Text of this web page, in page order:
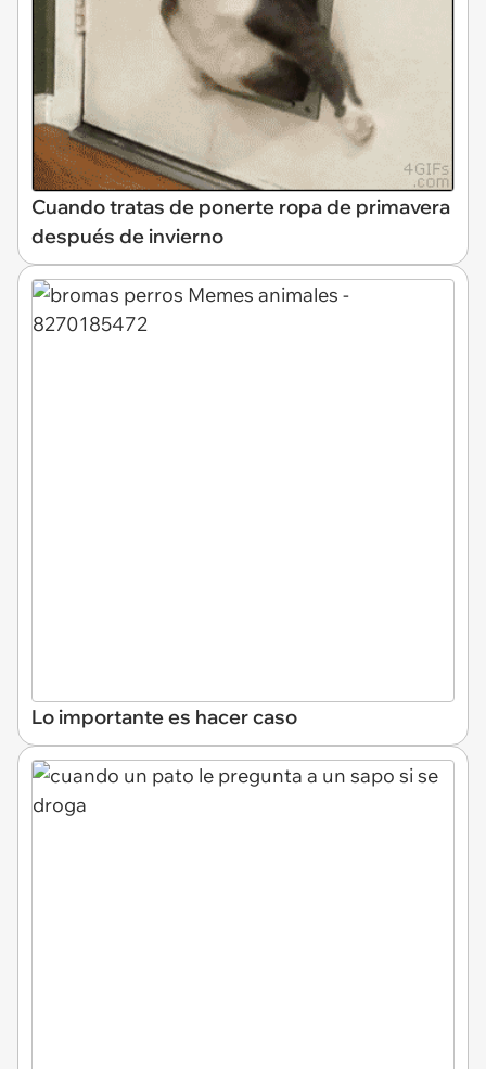
Cuando tratas de ponerte ropa de primavera
después de invierno
Lo importante es hacer caso